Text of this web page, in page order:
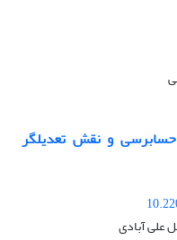
خطای حسابرسی: تأخیر در گزارش حسابرسی و نقش تعدیل‎گر
علی آبادی